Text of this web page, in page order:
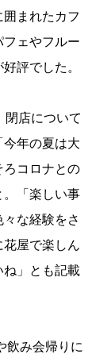
まれたカフ
ェやフルー
評でした。
店について
年の夏は大
コロナとの
「楽しい事
な経験をさ
屋で楽しん
」とも記載
飲み会帰りに